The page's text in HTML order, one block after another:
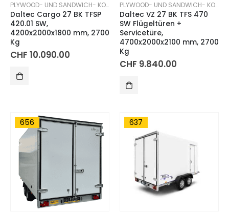
PLYWOOD- UND SANDWICH- KOFFERANHÄNGER
Daltec Cargo 27 BK TFSP
420.01 SW,
4200x2000x1800 mm, 2700
Kg
CHF 10.090.00
PLYWOOD- UND SANDWICH- KOFFERANHÄNGER
Daltec VZ 27 BK TFS 470
SW Flügeltüren +
Servicetüre,
4700x2000x2100 mm, 2700
Kg
CHF 9.840.00
656 637